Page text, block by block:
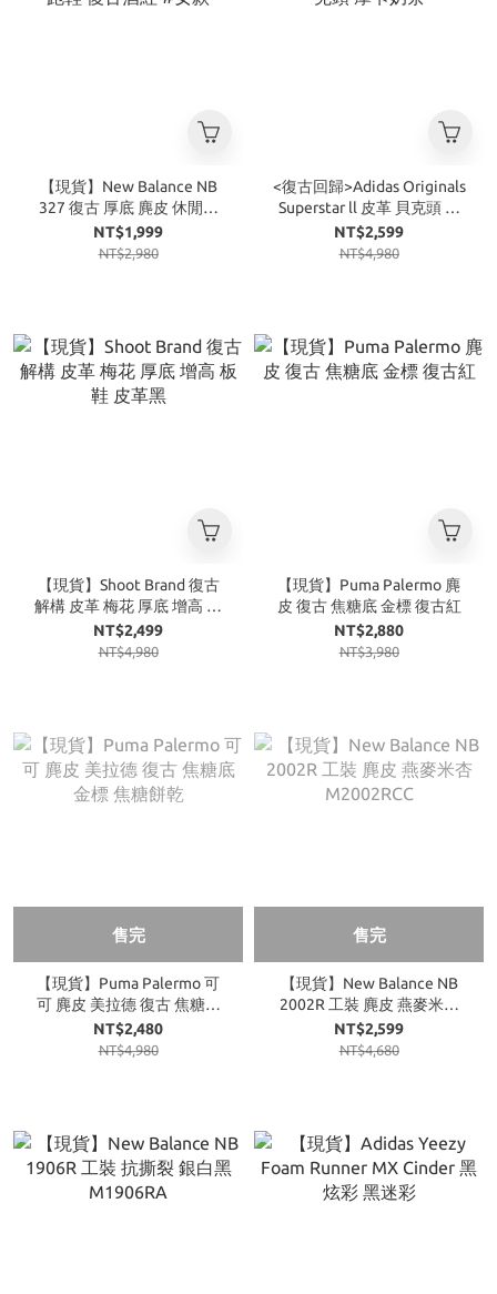
【現貨】New Balance NB
327 復古 厚底 麂皮 休閒鞋
慢跑鞋 復古酒紅 #女款
NT$1,999
NT$2,980
<復古回歸>Adidas Originals
Superstar ll 皮革 貝克頭 摩
卡奶茶
NT$2,599
NT$4,980
【現貨】Shoot Brand 復古
解構 皮革 梅花 厚底 增高 板
鞋 皮革黑
NT$2,499
NT$4,980
【現貨】Puma Palermo 麂
皮 復古 焦糖底 金標 復古紅
NT$2,880
NT$3,980
售完
【現貨】Puma Palermo 可
可 麂皮 美拉德 復古 焦糖底
金標 焦糖餅乾
NT$2,480
NT$4,980
售完
【現貨】New Balance NB
2002R 工裝 麂皮 燕麥米杏
M2002RCC
NT$2,599
NT$4,680